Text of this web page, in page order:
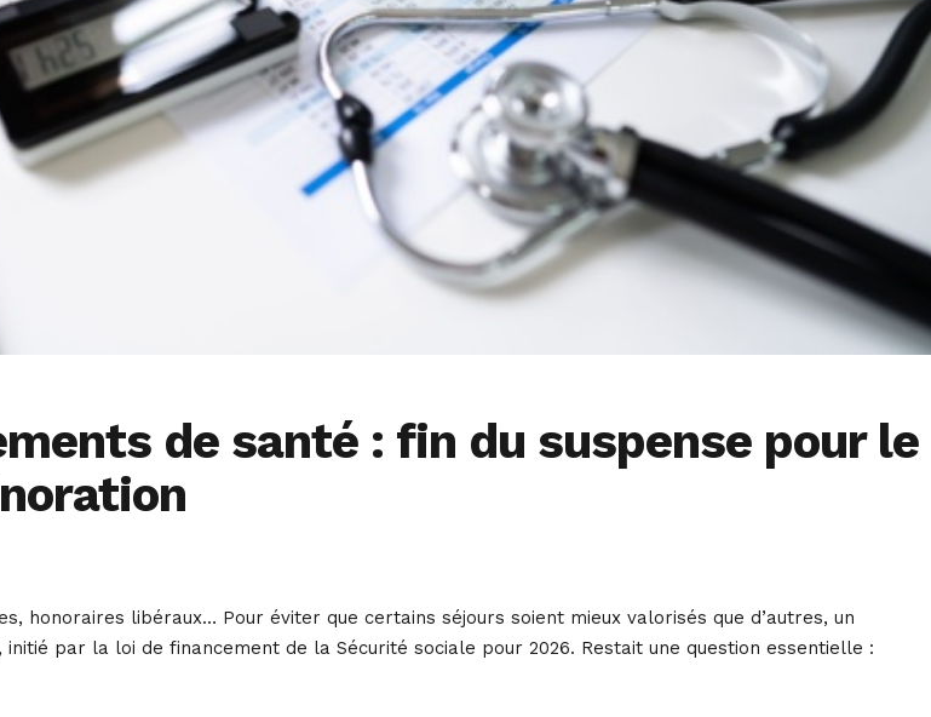
de santé : fin du suspense pour le
honoraires libéraux… Pour éviter que certains séjours soient mieux valorisés que d’autres, un
par la loi de financement de la Sécurité sociale pour 2026. Restait une question essentielle :